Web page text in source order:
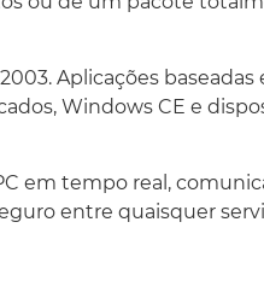
do banco de dados
se a praticamente
A tecnologia SNMP
gerenciar o
para o planejamento de
Aplicações
Windows CE e
em tempo real,
entre quaisquer